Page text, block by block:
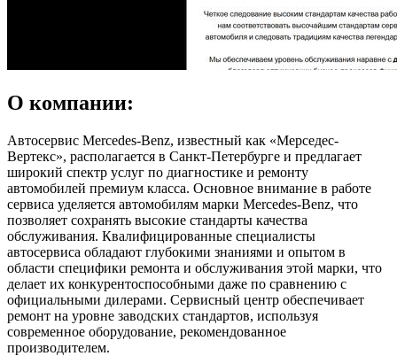
О компании:
Автосервис Mercedes-Benz, известный как «Мерседес-
Вертекс», располагается в Санкт-Петербурге и предлагает
широкий спектр услуг по диагностике и ремонту
автомобилей премиум класса. Основное внимание в работе
сервиса уделяется автомобилям марки Mercedes-Benz, что
позволяет сохранять высокие стандарты качества
обслуживания. Квалифицированные специалисты
автосервиса обладают глубокими знаниями и опытом в
области специфики ремонта и обслуживания этой марки, что
делает их конкурентоспособными даже по сравнению с
официальными дилерами. Сервисный центр обеспечивает
ремонт на уровне заводских стандартов, используя
современное оборудование, рекомендованное
производителем.